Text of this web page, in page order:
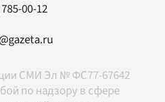
00-12
СМИ Эл № ФС77-67642
по надзору в сфере